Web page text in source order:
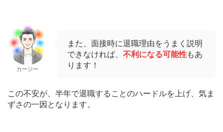
カージー
また、面接時に退職理由をうまく説明
できなければ、 不利になる可能性もあ
ります！
この不安が、半年で退職することのハードルを上げ、気ま
ずさの一因となります。